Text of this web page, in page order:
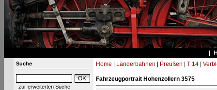
Suche
zur erweiterten Suche
Home Länderbahnen Preußen T 14|
Fahrzeugportrait Hohenzollern 3575